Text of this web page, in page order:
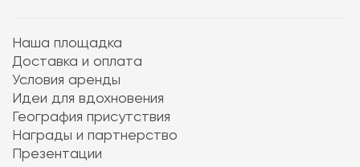
Наша площадка
Доставка и оплата
Условия аренды
Идеи для вдохновения
География присутствия
Награды и партнерство
Презентации